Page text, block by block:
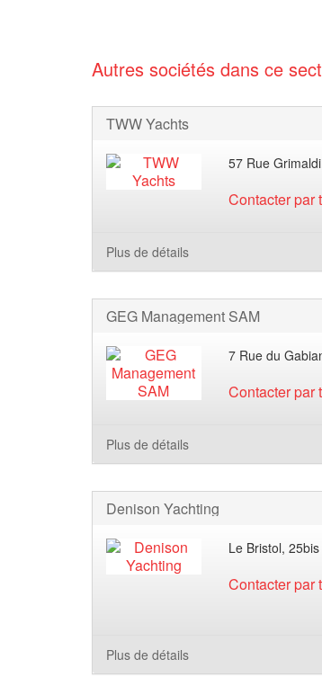
Autres sociétés dans ce
TWW Yachts
57 Rue
Contacter par
Plus de détails
GEG Management SAM
7 Rue du
Contacter par
Plus de détails
Denison Yachting
Le Bristol,
Contacter par
Plus de détails